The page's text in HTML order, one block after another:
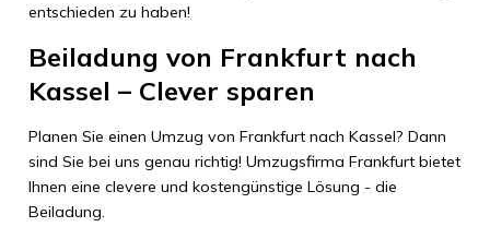
entschieden zu haben!
Beiladung von Frankfurt nach
Kassel – Clever sparen
Planen Sie einen Umzug von Frankfurt nach Kassel? Dann
sind Sie bei uns genau richtig! Umzugsfirma Frankfurt bietet
Ihnen eine clevere und kostengünstige Lösung - die
Beiladung.